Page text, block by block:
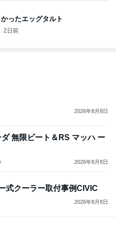
ったエッグタルト
2日前
2026年8月8日
無限ビート＆RS マッハ ー
2026年8月8日
式クーラー取付事例CIVIC
2026年8月8日